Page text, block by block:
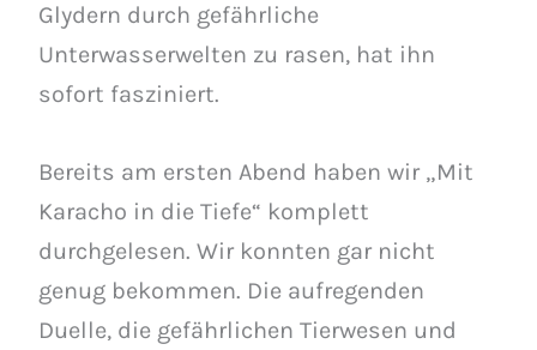
Glydern durch gefährliche
Unterwasserwelten zu rasen, hat ihn
sofort fasziniert.
Bereits am ersten Abend haben wir „Mit
Karacho in die Tiefe“ komplett
durchgelesen. Wir konnten gar nicht
genug bekommen. Die aufregenden
Duelle, die gefährlichen Tierwesen und